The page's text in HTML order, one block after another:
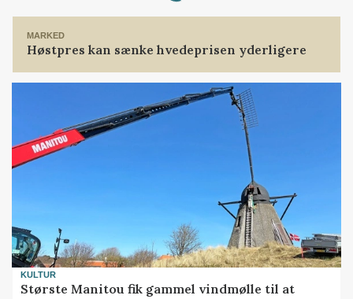
MARKED
Høstpres kan sænke hvedeprisen yderligere
KULTUR
Største Manitou fik gammel vindmølle til at